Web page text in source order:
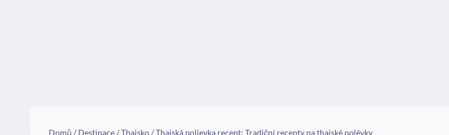
Domů / Destinace/Thajsko/Thajská polievka recept: Tradiční recepty na thajské polévky